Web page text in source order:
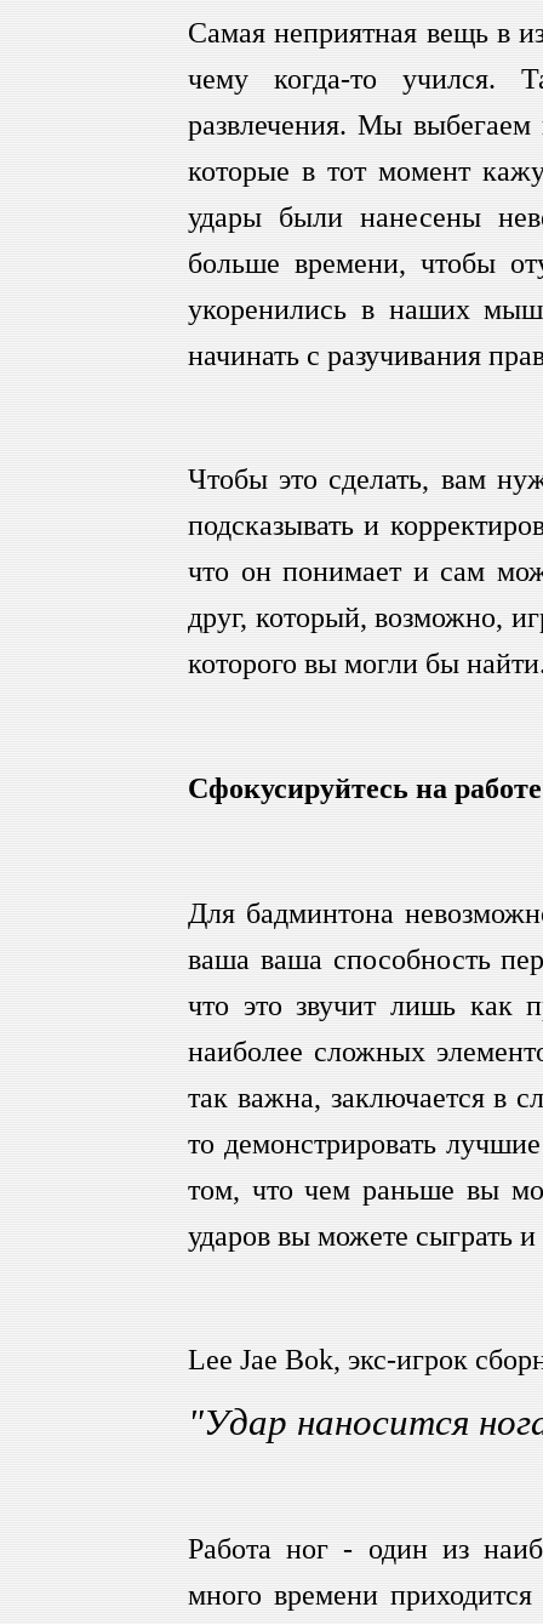
Самая неприятная вещь в
чему когда-то учился.
развлечения. Мы выбегаем
которые в тот момент
удары были нанесены
больше времени, чтобы
укоренились в наших
начинать с разучивания
Чтобы это сделать, вам
подсказывать и
что он понимает и сам
друг, который, возможно,
которого вы могли бы
Сфокусируйтесь на
Для бадминтона
ваша ваша способность
что это звучит лишь как
наиболее сложных
так важна, заключается в
то демонстрировать
том, что чем раньше вы
ударов вы можете сыграть
Lee Jae Bok, экс-игрок
"Удар наносится
Работа ног - один из
много времени